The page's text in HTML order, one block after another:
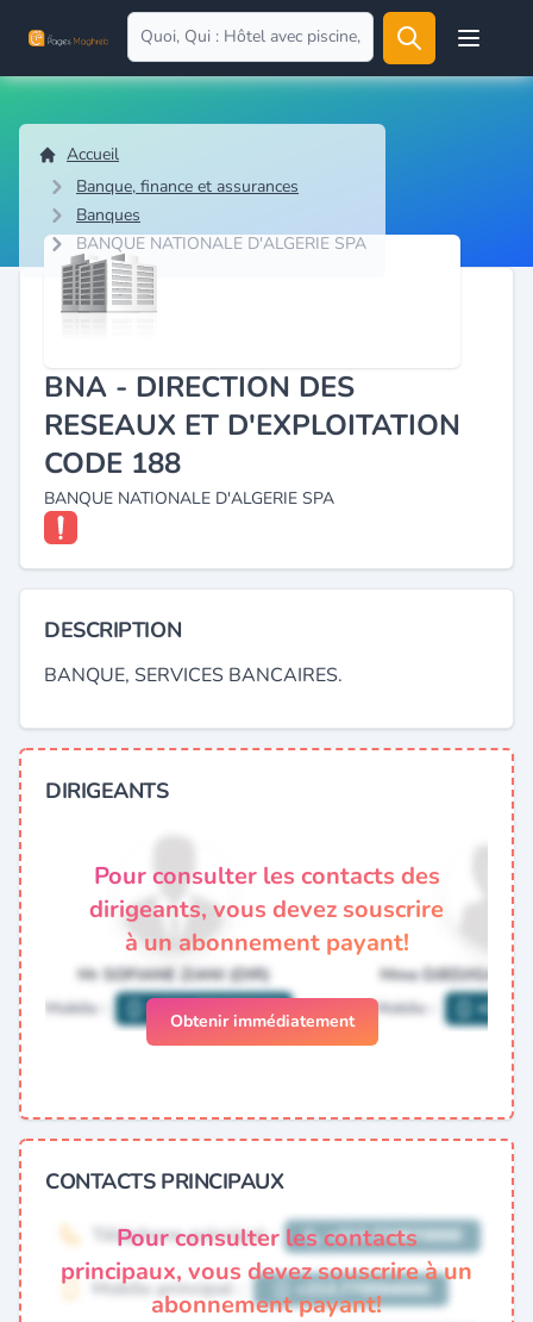
Open
Accueil
Banque, finance et assurances
Banques
BANQUE NATIONALE D'ALGERIE SPA
BNA - DIRECTION DES
RESEAUX ET D'EXPLOITATION
CODE 188
BANQUE NATIONALE D'ALGERIE SPA
DESCRIPTION
BANQUE, SERVICES BANCAIRES.
DIRIGEANTS
Pour consulter les contacts des
dirigeants, vous devez souscrire
à un abonnement payant!
Obtenir immédiatement
CONTACTS PRINCIPAUX
Pour consulter les contacts
principaux, vous devez souscrire à un
abonnement payant!